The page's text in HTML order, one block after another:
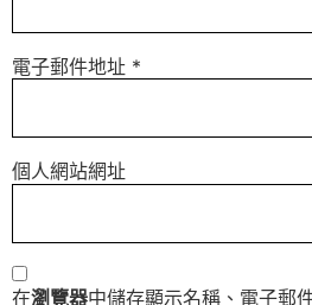
電子郵件地址 *
個人網站網址
在瀏覽器中儲存顯示名稱、電子郵